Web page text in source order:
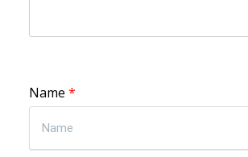
Name *